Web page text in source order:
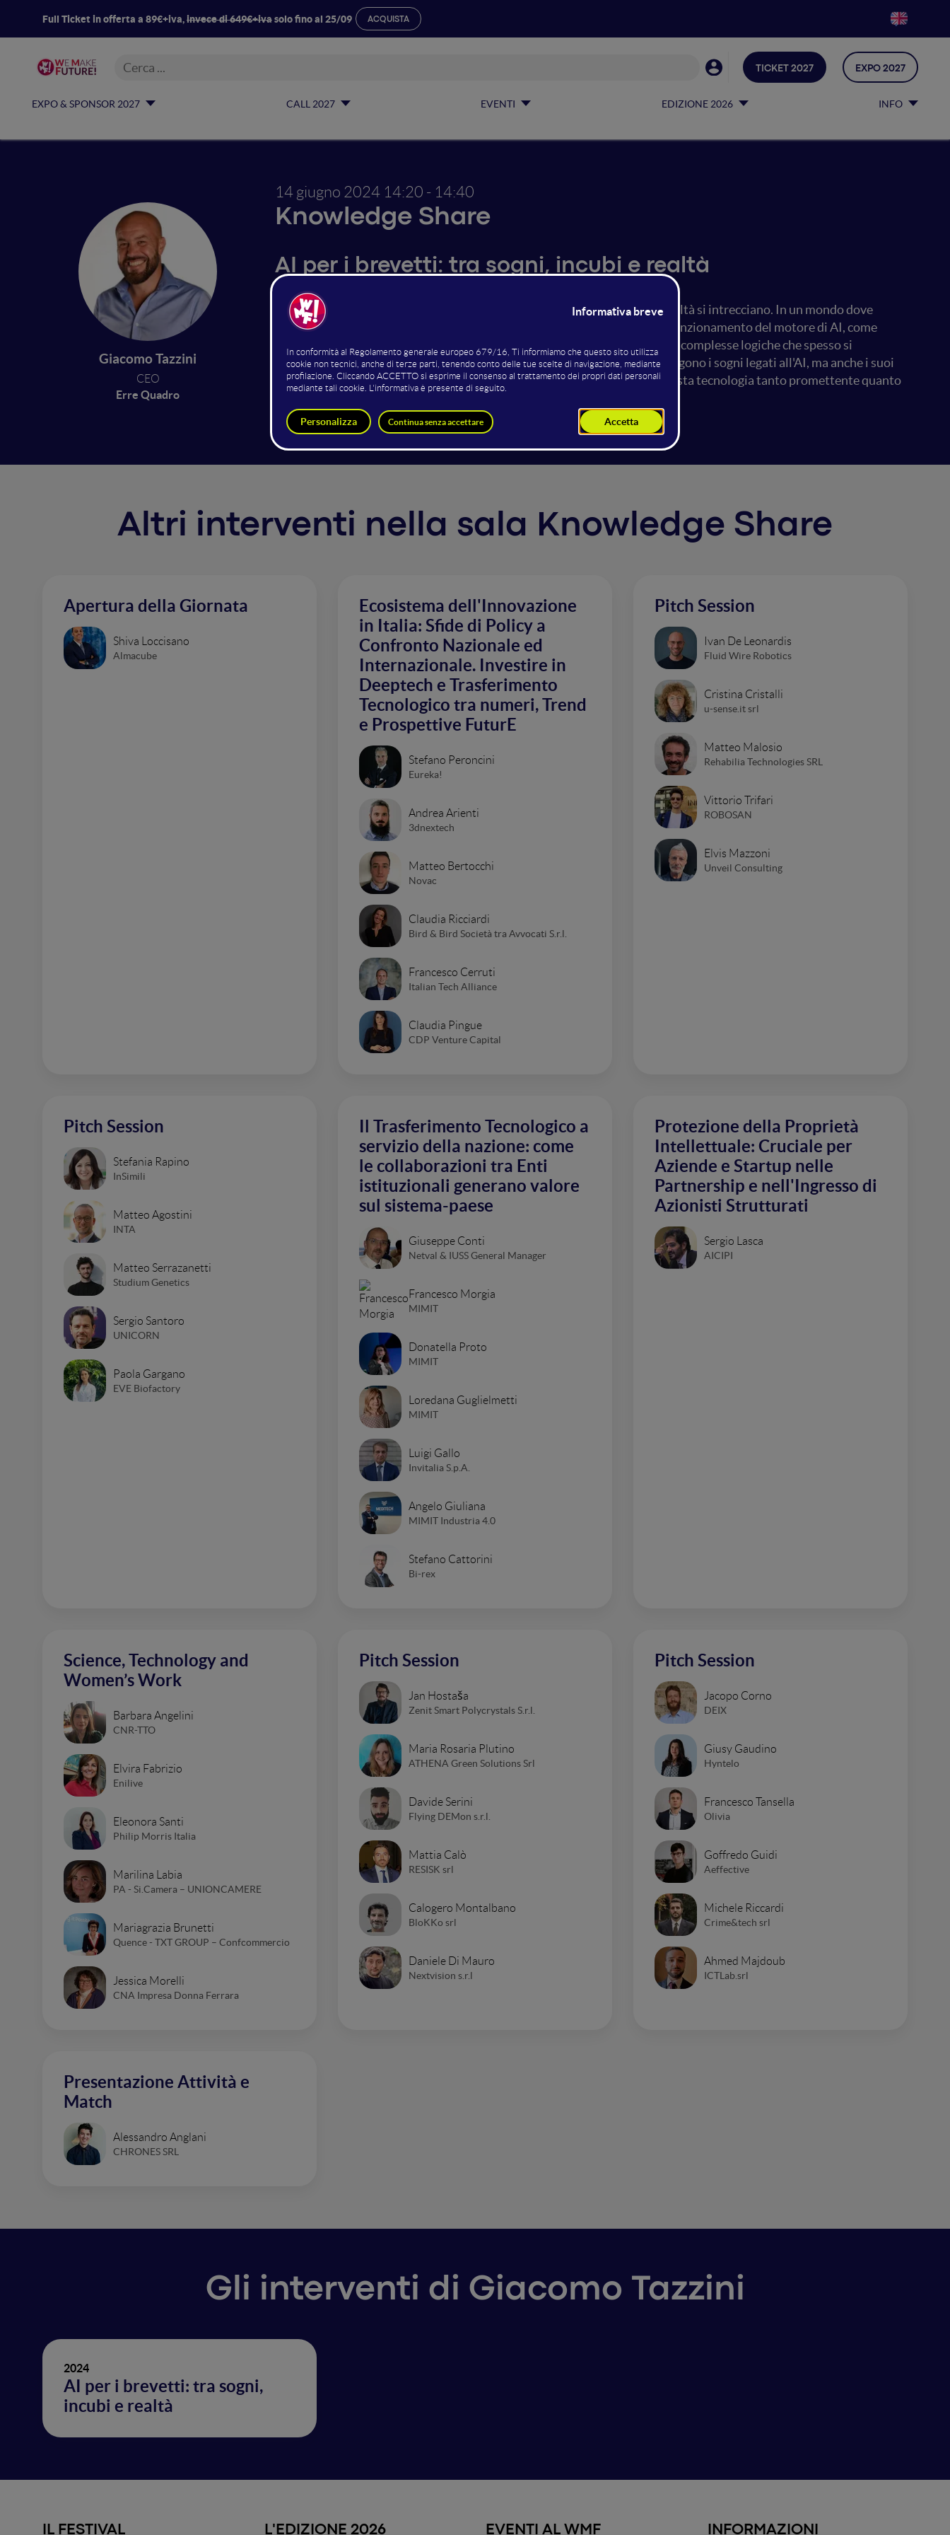
Full Ticket in offerta a 89€+iva,invece di 649€+ivasolo fino al 25/09 ACQUISTA
EXPO & SPONSOR 2027 CALL 2027 EVENTI EDIZIONE 2026 INFO
TICKET 2027 EXPO 2027
Giacomo Tazzini
CEO
Erre Quadro
14 giugno 2024 14:20 - 14:40
Knowledge Share
AI per i brevetti: tra sogni, incubi e realtà
L'AI per i brevetti incarna un affascinante territorio in cui sogni, incubi e realtà si intrecciano. In un mondo dove
l'innovazione è un imperativo, l'intervento diventa cruciale per svelare il funzionamento del motore di AI, come
quello presente in KS2.0, anche per i non esperti. Questo motore si basa su complesse logiche che spesso si
scontrano con aspettative idealizzate. Attraverso questa narrazione, emergono i sogni legati all'AI, ma anche i suoi
"costi" nascosti, offrendo una prospettiva più realistica e informata su questa tecnologia tanto promettente quanto
Altri interventi nella sala Knowledge Share
Apertura della Giornata
Shiva Loccisano
Almacube
Ecosistema dell'Innovazione
in Italia: Sfide di Policy a
Confronto Nazionale ed
Internazionale. Investire in
Deeptech e Trasferimento
Tecnologico tra numeri, Trend
e Prospettive FuturE
Stefano Peroncini
Eureka!
Andrea Arienti
3dnextech
Matteo Bertocchi
Novac
Claudia Ricciardi
Bird & Bird Società tra Avvocati S.r.l.
Francesco Cerruti
Italian Tech Alliance
Claudia Pingue
CDP Venture Capital
Pitch Session
Ivan De Leonardis
Fluid Wire Robotics
Cristina Cristalli
u-sense.it srl
Matteo Malosio
Rehabilia Technologies SRL
Vittorio Trifari
ROBOSAN
Elvis Mazzoni
Unveil Consulting
Pitch Session
Stefania Rapino
InSimili
Matteo Agostini
INTA
Matteo Serrazanetti
Studium Genetics
Sergio Santoro
UNICORN
Paola Gargano
EVE Biofactory
Il Trasferimento Tecnologico a
servizio della nazione: come
le collaborazioni tra Enti
istituzionali generano valore
sul sistema-paese
Giuseppe Conti
Netval & IUSS General Manager
Francesco Morgia
MIMIT
Donatella Proto
MIMIT
Loredana Guglielmetti
MIMIT
Luigi Gallo
Invitalia S.p.A.
Angelo Giuliana
MIMIT Industria 4.0
Stefano Cattorini
Bi-rex
Protezione della Proprietà
Intellettuale: Cruciale per
Aziende e Startup nelle
Partnership e nell'Ingresso di
Azionisti Strutturati
Sergio Lasca
AICIPI
Science, Technology and
Women’s Work
Barbara Angelini
CNR-TTO
Elvira Fabrizio
Enilive
Eleonora Santi
Philip Morris Italia
Marilina Labia
PA - Si.Camera – UNIONCAMERE
Mariagrazia Brunetti
Quence - TXT GROUP – Confcommercio
Jessica Morelli
CNA Impresa Donna Ferrara
Pitch Session
Jan Hostaša
Zenit Smart Polycrystals S.r.l.
Maria Rosaria Plutino
ATHENA Green Solutions Srl
Davide Serini
Flying DEMon s.r.l.
Mattia Calò
RESISK srl
Calogero Montalbano
BloKKo srl
Daniele Di Mauro
Nextvision s.r.l
Pitch Session
Jacopo Corno
DEIX
Giusy Gaudino
Hyntelo
Francesco Tansella
Olivia
Goffredo Guidi
Aeffective
Michele Riccardi
Crime&tech srl
Ahmed Majdoub
ICTLab.srl
Presentazione Attività e
Match
Alessandro Anglani
CHRONES SRL
Gli interventi di Giacomo Tazzini
2024
AI per i brevetti: tra sogni,
incubi e realtà
IL FESTIVAL L'EDIZIONE 2026 EVENTI AL WMF INFORMAZIONI